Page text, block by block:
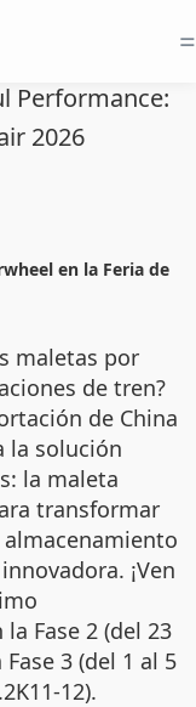
=
Performance:
2026
en la Feria de
maletas por
de tren?
de China
la solución
la maleta
transformar
¡Ven
Fase 2 (del 23
3 (del 1 al 5
12).